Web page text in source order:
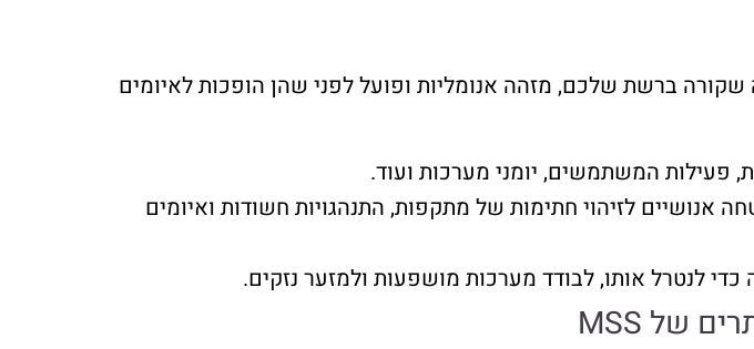
ברשת שלכם, מזהה אנומליות ופועל לפני שהן הופכות לאיומים
פעילות המשתמשים, יומני מערכות ועוד.
אנושיים לזיהוי חתימות של מתקפות, התנהגויות חשודות ואיומים
לנטרל אותו, לבודד מערכות מושפעות ולמזער נזקים.